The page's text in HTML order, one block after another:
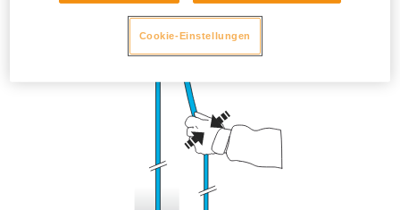
Cookie-Einstellungen